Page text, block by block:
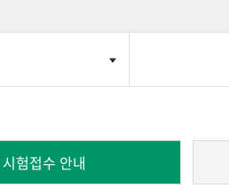
시험접수 안내